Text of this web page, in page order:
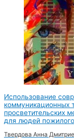
Использование
коммуникационных
просветительских
для людей
Твердова Анна